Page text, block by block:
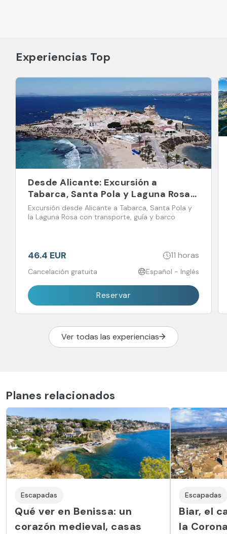
Experiencias Top
Desde Alicante: Excursión a
Tabarca, Santa Pola y Laguna Rosa
de Torrevieja
Excursión desde Alicante a Tabarca, Santa Pola y
la Laguna Rosa con transporte, guía y barco
46.4 EUR 11 horas
Cancelación gratuita Español - Inglés
Reservar
Ver todas las experiencias
Planes relacionados
Escapadas
Qué ver en Benissa: un
corazón medieval, casas
Escapadas
Biar, el
la